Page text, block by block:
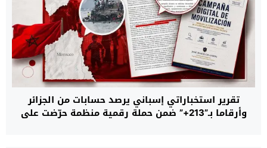
تقرير استخباراتي إسباني يرصد حسابات من الجزائر
وأرقاما بـ”213+” ضمن حملة رقمية منظمة حرّضت على